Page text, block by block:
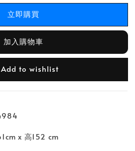
立即購買
加入購物車
Add to wishlist
x 高152 cm